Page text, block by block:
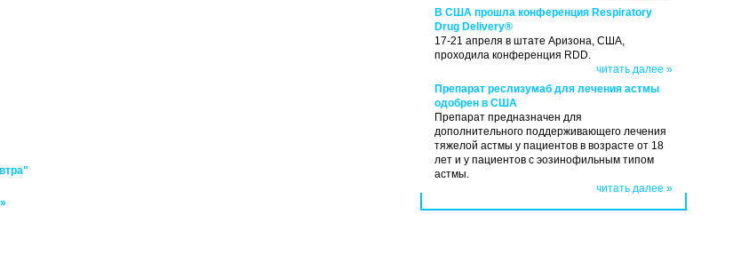
В США прошла конференция Respiratory
Drug Delivery®
17-21 апреля в штате Аризона, США,
проходила конференция RDD.
читать далее »
Препарат реслизумаб для лечения астмы
одобрен в США
Препарат предназначен для
дополнительного поддерживающего лечения
тяжелой астмы у пациентов в возрасте от 18
лет и у пациентов с эозинофильным типом
астмы.
читать далее »